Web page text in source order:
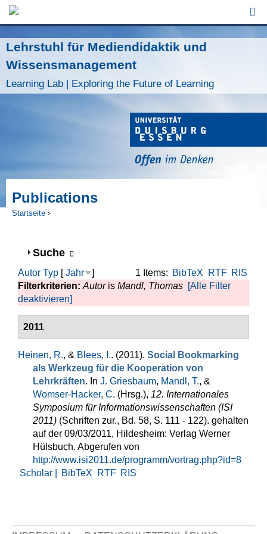
Lehrstuhl für Mediendidaktik und
Wissensmanagement
Learning Lab | Exploring the Future of Learning
Publications
Startseite ›
Anzeigen
Suche
1 Items: BibTeX RTF RIS
Autor Typ [Jahr
]
Filterkriterien: Autoris Mandl, Thomas [Alle Filter
deaktivieren]
2011
Heinen, R., & Blees, I.. (2011). Social Bookmarking
als Werkzeug für die Kooperation von
Lehrkräften. In J. Griesbaum, Mandl, T., &
Womser-Hacker, C. (Hrsg.), 12. Internationales
Symposium für Informationswissenschaften (ISI
2011) (Schriften zur., Bd. 58, S. 111 - 122). gehalten
auf der 09/03/2011, Hildesheim: Verlag Werner
Hülsbuch. Abgerufen von
http://www.isi2011.de/programm/vortrag.php?id=8
Scholar |
BibTeX RTF RIS